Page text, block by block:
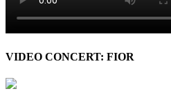
VIDEO CONCERT: FIOR